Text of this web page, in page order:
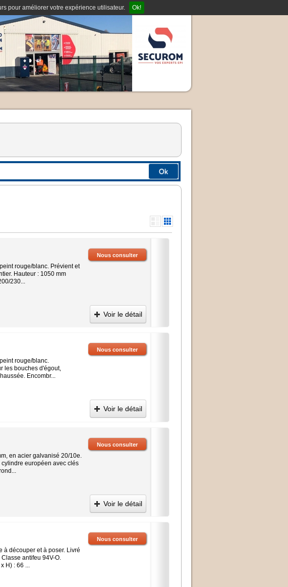
pour améliorer votre expérience utilisateur. Ok!
Ok
rouge/blanc. Prévient et
Hauteur : 1050 mm
230...
Nous consulter
Voir le détail
rouge/blanc.
les bouches d'égout,
Encombr...
Nous consulter
Voir le détail
en acier galvanisé 20/10e.
européen avec clés
Nous consulter
Voir le détail
à découper et à poser. Livré
antifeu 94V-O.
H) : 66 ...
Nous consulter